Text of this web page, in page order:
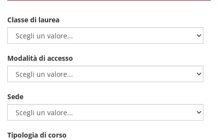
Classe di laurea
Modalità di accesso
Sede
Tipologia di corso